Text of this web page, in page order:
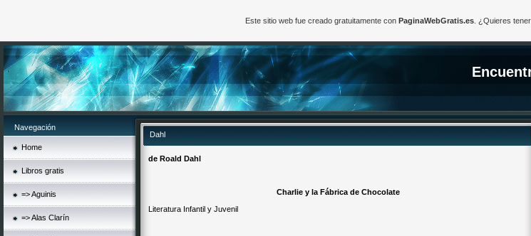
Navegación
Home
Libros gratis
=> Aguinis
=> Alas Clarín
Dahl
de Roald Dahl
Charlie y la Fábrica de Chocolate
Literatura Infantil y Juvenil
Este sitio web fue creado gratuitamente con PaginaWebGratis.es. ¿Quieres